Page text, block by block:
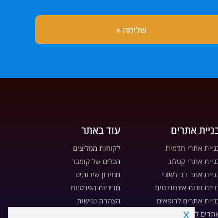
אתרים
אתרי תדמית
אתרי קטלוג
אתר רב לשוני
חנות אינטרנטית
אתרים לרופאים
לקבלנים ויזמים
עוד באתר
לקוחות ממליצים
הכלים של קומבר
מחירון שירותים
מדיניות הפרטיות
הצהרת נגישות
x